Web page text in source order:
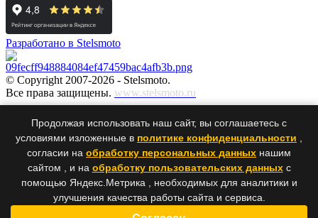
Разработано в Stelsmoto
© Copyright 2007-2026 - Stelsmoto.
Все права защищены. www.stelsmoto.ru
Информация, размещенная на сайте, не является публичной
офертой
Ваше сообщение было успешно отправлено нам. Спасибо!
Продолжая использовать наш сайт, вы соглашаетесь с
условиями изложенные в политике конфиденциальности
согласии на обработку персональных данных нашим
сайтом , и на обработку пользовательских данныхс
помощью Яндекс.Метрика , необходимых для аналитики и
улучшения качества работы сайта и сервиса.